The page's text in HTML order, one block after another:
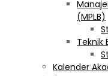
(MPLB)
Teknik
Kalender